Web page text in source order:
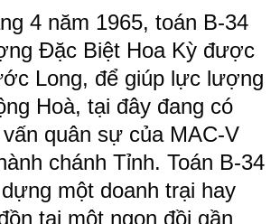
4 năm 1965, toán B-34
Đặc Biệt Hoa Kỳ được
Long, để giúp lực lượng
Hoà, tại đây đang có
quân sự của MAC-V
chánh Tỉnh. Toán B-34
một doanh trại hay
tại một ngọn đồi gần